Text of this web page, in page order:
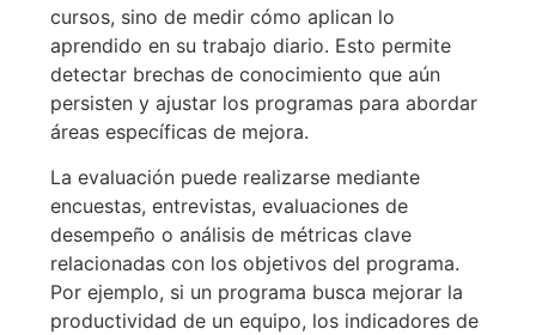
cursos, sino de medir cómo aplican lo
aprendido en su trabajo diario. Esto permite
detectar brechas de conocimiento que aún
persisten y ajustar los programas para abordar
áreas específicas de mejora.
La evaluación puede realizarse mediante
encuestas, entrevistas, evaluaciones de
desempeño o análisis de métricas clave
relacionadas con los objetivos del programa.
Por ejemplo, si un programa busca mejorar la
productividad de un equipo, los indicadores de